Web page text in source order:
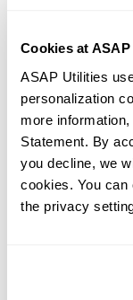
Cookies at
ASAP Utilities
personalization
more
Statement. By
you decline, we
cookies. You can
the privacy
Une collection
changement de
Vous pouvez
nécessaire.
La plupart des